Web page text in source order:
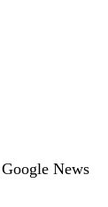
Google News